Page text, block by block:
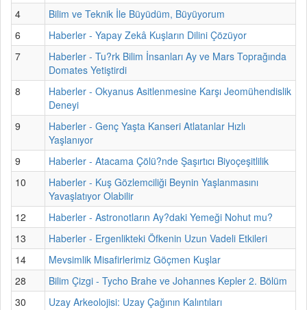
4
Bilim ve Teknik İle Büyüdüm, Büyüyorum
6
Haberler - Yapay Zekâ Kuşların Dilini Çözüyor
7
Haberler - Tu?rk Bilim İnsanları Ay ve Mars Toprağında
Domates Yetiştirdi
8
Haberler - Okyanus Asitlenmesine Karşı Jeomühendislik
Deneyi
9
Haberler - Genç Yaşta Kanseri Atlatanlar Hızlı
Yaşlanıyor
9
Haberler - Atacama Çölü?nde Şaşırtıcı Biyoçeşitlilik
10
Haberler - Kuş Gözlemciliği Beynin Yaşlanmasını
Yavaşlatıyor Olabilir
12
Haberler - Astronotların Ay?daki Yemeği Nohut mu?
13
Haberler - Ergenlikteki Öfkenin Uzun Vadeli Etkileri
14
Mevsimlik Misafirlerimiz Göçmen Kuşlar
28
Bilim Çizgi - Tycho Brahe ve Johannes Kepler 2. Bölüm
30
Uzay Arkeolojisi: Uzay Çağının Kalıntıları